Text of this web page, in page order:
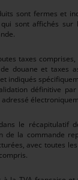
sont fermes et
sont affichés
taxes
douane et taxes
indiqués
définitive
le récapitulatif
de la commande
avec toutes